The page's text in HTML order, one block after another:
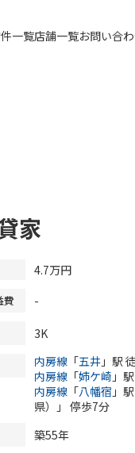
一覧店舗一覧お問い合
家
4.7万円
費 -
3K
内房線 「五井 」駅
内房線 「姉ケ崎 」
内房線 「八幡宿 」
県）」 停歩7分
築55年